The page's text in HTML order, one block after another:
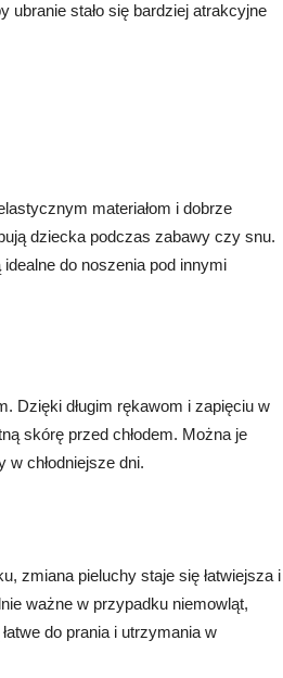
ubranie stało się bardziej atrakcyjne
materiałom i dobrze
dziecka podczas zabawy czy snu.
do noszenia pod innymi
Dzięki długim rękawom i zapięciu w
skórę przed chłodem. Można je
chłodniejsze dni.
zmiana pieluchy staje się łatwiejsza i
ważne w przypadku niemowląt,
do prania i utrzymania w